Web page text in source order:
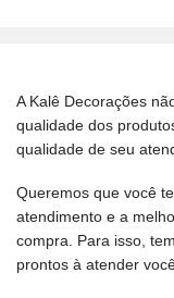
A Kalê Decorações
qualidade dos
qualidade de seu
Queremos que você
atendimento e a
compra. Para isso,
prontos à atender